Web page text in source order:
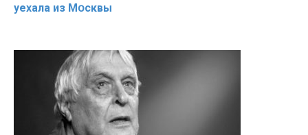
уехала из Мօсквы